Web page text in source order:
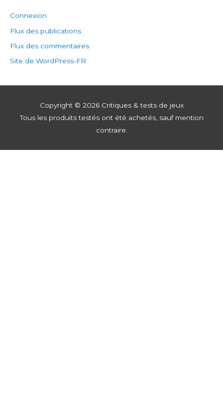
Connexion
Flux des publications
Flux des commentaires
Site de WordPress-FR
Copyright © 2026 Critiques & tests de jeux
Tous les produits testés ont été achetés, sauf mention
contraire.